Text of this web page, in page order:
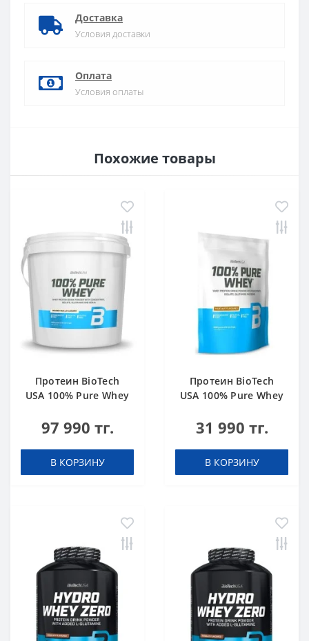
Доставка
Условия доставки
Оплата
Условия оплаты
Похожие товары
Протеин BioTech
USA 100% Pure Whey
g
97 990 тг.
В КОРЗИНУ
Протеин BioTech
USA 100% Pure Whey
31 990 тг.
В КОРЗИНУ